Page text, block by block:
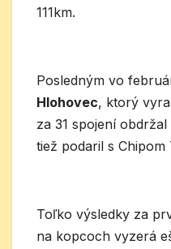
111km.
Posledným vo
Hlohovec, ktorý
za 31 spojení obdržal
tiež podaril s Chipom
Toľko výsledky za
na kopcoch vyzerá